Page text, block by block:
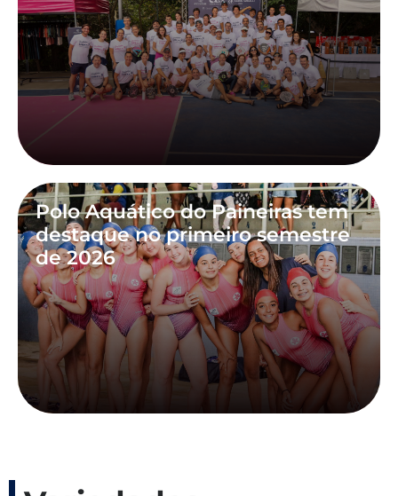
Polo Aquático do Paineiras tem
destaque no primeiro semestre
de 2026